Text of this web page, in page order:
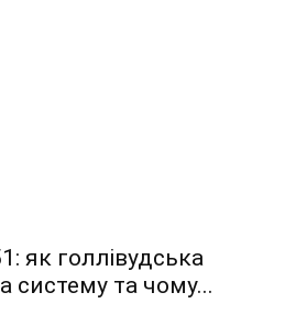
як голлівудська
систему та чому...